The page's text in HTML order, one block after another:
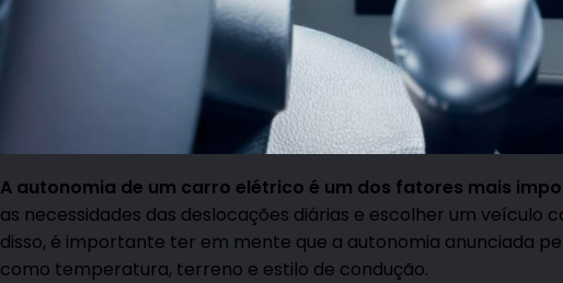
A autonomia de um carro elétrico é um dos fatores mais
as necessidades das deslocações diárias e escolher um veículo
disso, é importante ter em mente que a autonomia anunciada
como temperatura, terreno e estilo de condução.